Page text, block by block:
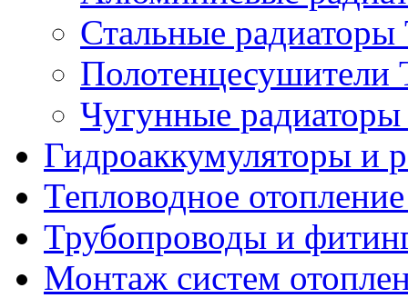
Стальные
Чугунные
Гидроаккумуляторы и
Тепловодное
Трубопроводы и
Монтаж систем